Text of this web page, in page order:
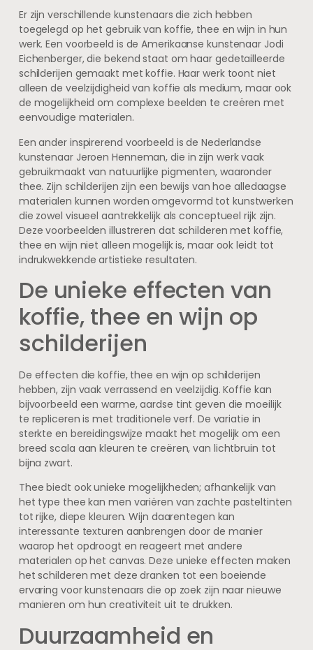
Er zijn verschillende kunstenaars die zich hebben
toegelegd op het gebruik van koffie, thee en wijn in hun
werk. Een voorbeeld is de Amerikaanse kunstenaar Jodi
Eichenberger, die bekend staat om haar gedetailleerde
schilderijen gemaakt met koffie. Haar werk toont niet
alleen de veelzijdigheid van koffie als medium, maar ook
de mogelijkheid om complexe beelden te creëren met
eenvoudige materialen.
Een ander inspirerend voorbeeld is de Nederlandse
kunstenaar Jeroen Henneman, die in zijn werk vaak
gebruikmaakt van natuurlijke pigmenten, waaronder
thee. Zijn schilderijen zijn een bewijs van hoe alledaagse
materialen kunnen worden omgevormd tot kunstwerken
die zowel visueel aantrekkelijk als conceptueel rijk zijn.
Deze voorbeelden illustreren dat schilderen met koffie,
thee en wijn niet alleen mogelijk is, maar ook leidt tot
indrukwekkende artistieke resultaten.
De unieke effecten van
koffie, thee en wijn op
schilderijen
De effecten die koffie, thee en wijn op schilderijen
hebben, zijn vaak verrassend en veelzijdig. Koffie kan
bijvoorbeeld een warme, aardse tint geven die moeilijk
te repliceren is met traditionele verf. De variatie in
sterkte en bereidingswijze maakt het mogelijk om een
breed scala aan kleuren te creëren, van lichtbruin tot
bijna zwart.
Thee biedt ook unieke mogelijkheden; afhankelijk van
het type thee kan men variëren van zachte pasteltinten
tot rijke, diepe kleuren. Wijn daarentegen kan
interessante texturen aanbrengen door de manier
waarop het opdroogt en reageert met andere
materialen op het canvas. Deze unieke effecten maken
het schilderen met deze dranken tot een boeiende
ervaring voor kunstenaars die op zoek zijn naar nieuwe
manieren om hun creativiteit uit te drukken.
Duurzaamheid en